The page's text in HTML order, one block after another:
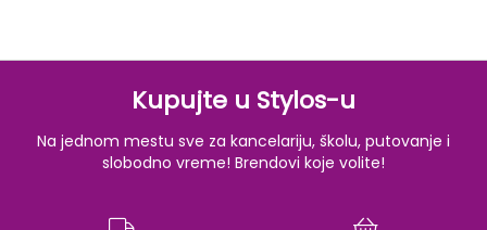
Kupujte u Stylos-u
Na jednom mestu sve za kancelariju, školu, putovanje i
slobodno vreme! Brendovi koje volite!